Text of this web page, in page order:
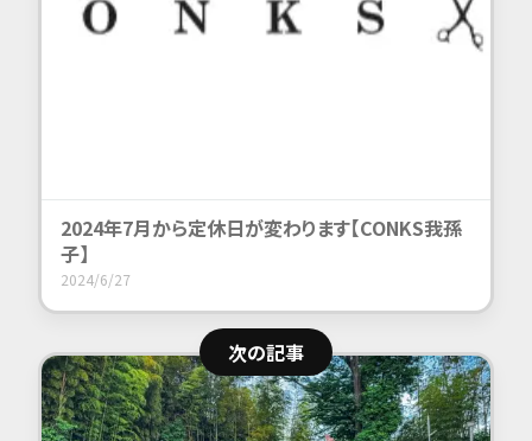
2024年7月から定休日が変わります【CONKS我孫
子】
2024/6/27
次の記事